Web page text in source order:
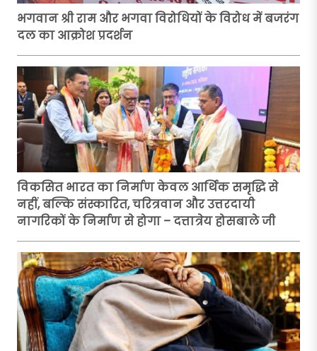
भगवान श्री राम और भगवा विरोधियों के विरोध में बजरंग
दल का आक्रोश प्रदर्शन
विकसित भारत का निर्माण केवल आर्थिक समृद्धि से
नहीं, बल्कि संस्कारित, चरित्रवान और उत्तरदायी
नागरिकों के निर्माण से होगा – दत्तात्रेय होसबाले जी